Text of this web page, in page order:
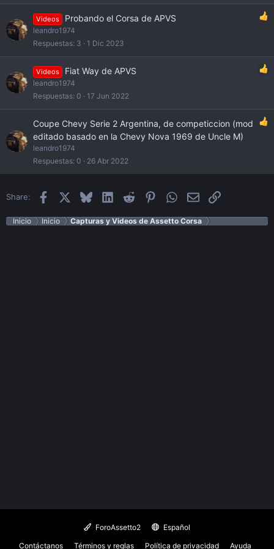
Videos Probando el Corsa de APVS
leandro1974
Respuestas 3 1 Dic 2023
Videos Fiat Way de APVS
leandro1974
Respuestas 0 17 Jun 2022
Coupe Chevy Serie 2 Argentina, de competiccion (mod
editado basado en la Chevy Nova 1969 de Uncle M)
leandro1974
Respuestas 0 26 Abr 2022
Share: Facebook BlueskyLinkedInReddit PinterestWhatsApp
EmailEnlace
Inicio Inicio Capturas y Videos de Assetto Corsa
ForoAssetto2
Español
Contáctanos
Términos y reglas Política de privacidad Ayuda